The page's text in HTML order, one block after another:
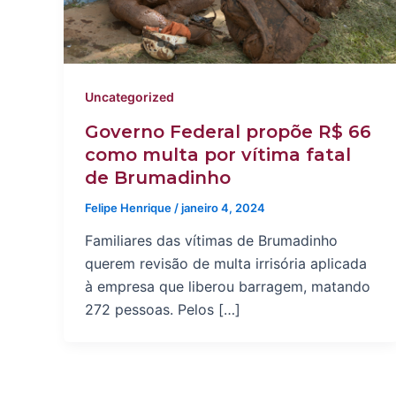
Uncategorized
Governo Federal propõe R$ 66
como multa por vítima fatal
de Brumadinho
Felipe Henrique /janeiro 4, 2024
Familiares das vítimas de Brumadinho
querem revisão de multa irrisória aplicada
à empresa que liberou barragem, matando
272 pessoas. Pelos […]